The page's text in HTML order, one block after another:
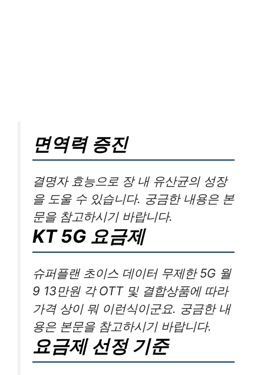
면역력 증진
결명자 효능으로 장 내 유산균의 성장
을 도울 수 있습니다. 궁금한 내용은 본
문을 참고하시기 바랍니다.
KT 5G 요금제
슈퍼플랜 초이스 데이터 무제한 5G 월
9 13만원 각 OTT 및 결합상품에 따라
가격 상이 뭐 이런식이군요. 궁금한 내
용은 본문을 참고하시기 바랍니다.
요금제 선정 기준